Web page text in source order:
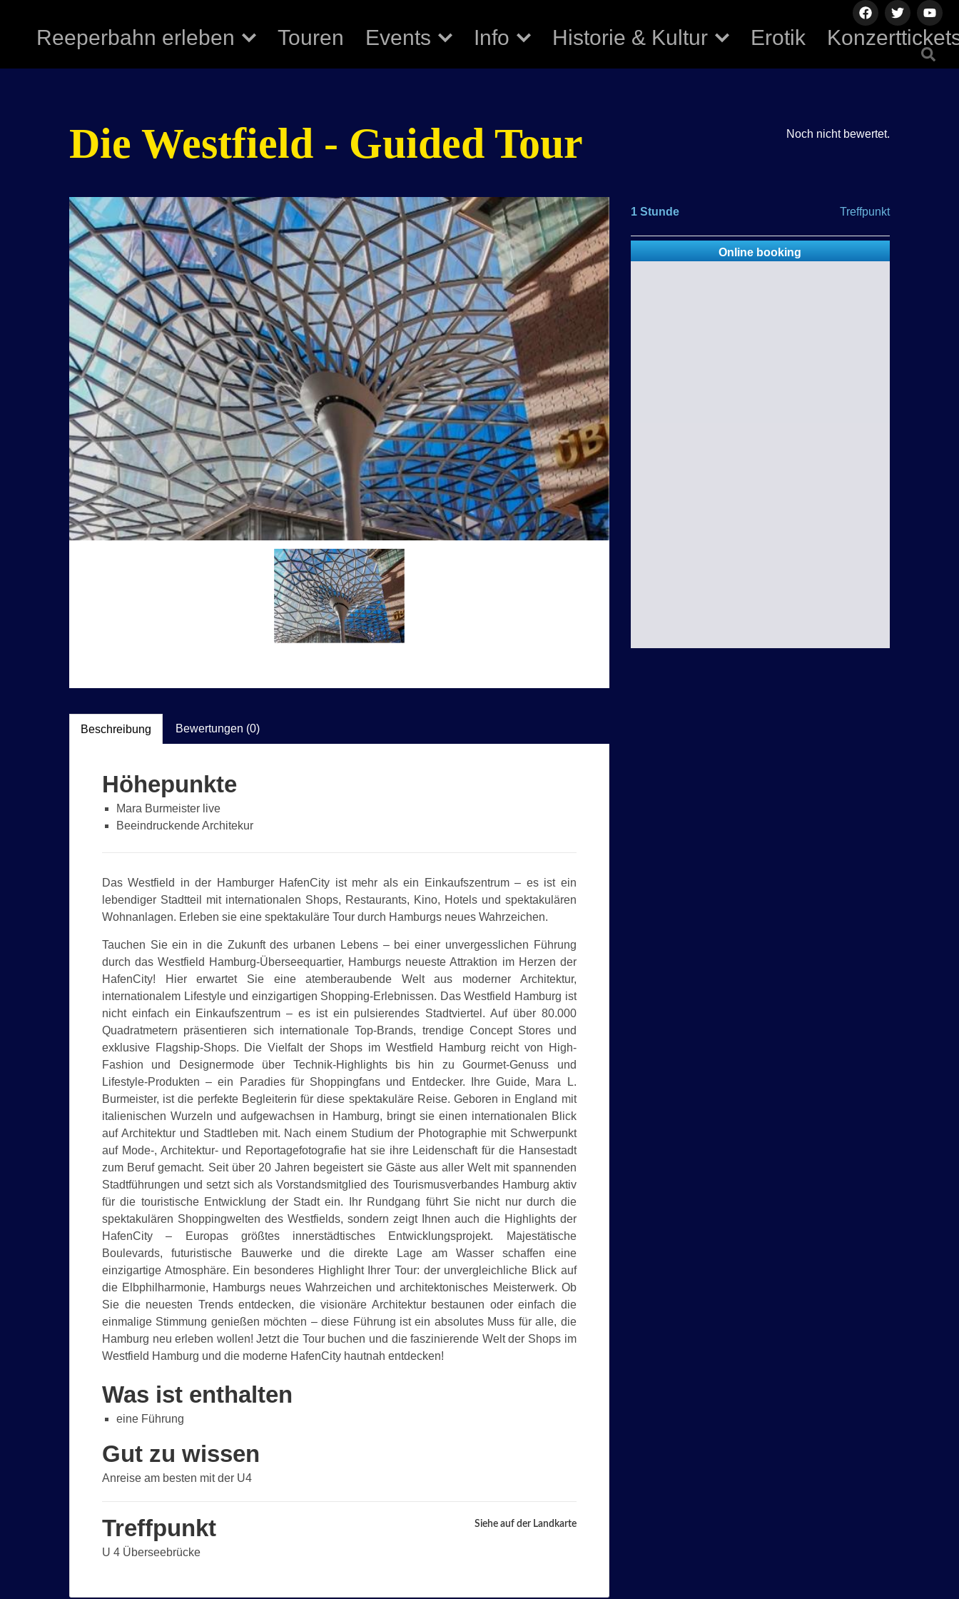
Reeperbahn erleben Touren Events Info Historie & Kultur Erotik
Die Westfield - Guided Tour Noch nicht bewertet.
Beschreibung Bewertungen (0)
Höhepunkte
Mara Burmeister live
Beeindruckende Architekur
Das Westfield in der Hamburger HafenCity ist mehr als ein Einkaufszentrum – es ist ein
lebendiger Stadtteil mit internationalen Shops, Restaurants, Kino, Hotels und spektakulären
Wohnanlagen. Erleben sie eine spektakuläre Tour durch Hamburgs neues Wahrzeichen.
Tauchen Sie ein in die Zukunft des urbanen Lebens – bei einer unvergesslichen Führung
durch das Westfield Hamburg-Überseequartier, Hamburgs neueste Attraktion im Herzen der
HafenCity! Hier erwartet Sie eine atemberaubende Welt aus moderner Architektur,
internationalem Lifestyle und einzigartigen Shopping-Erlebnissen. Das Westfield Hamburg ist
nicht einfach ein Einkaufszentrum – es ist ein pulsierendes Stadtviertel. Auf über 80.000
Quadratmetern präsentieren sich internationale Top-Brands, trendige Concept Stores und
exklusive Flagship-Shops. Die Vielfalt der Shops im Westfield Hamburg reicht von High-
Fashion und Designermode über Technik-Highlights bis hin zu Gourmet-Genuss und
Lifestyle-Produkten – ein Paradies für Shoppingfans und Entdecker. Ihre Guide, Mara L.
Burmeister, ist die perfekte Begleiterin für diese spektakuläre Reise. Geboren in England mit
italienischen Wurzeln und aufgewachsen in Hamburg, bringt sie einen internationalen Blick
auf Architektur und Stadtleben mit. Nach einem Studium der Photographie mit Schwerpunkt
auf Mode-, Architektur- und Reportagefotografie hat sie ihre Leidenschaft für die Hansestadt
zum Beruf gemacht. Seit über 20 Jahren begeistert sie Gäste aus aller Welt mit spannenden
Stadtführungen und setzt sich als Vorstandsmitglied des Tourismusverbandes Hamburg aktiv
für die touristische Entwicklung der Stadt ein. Ihr Rundgang führt Sie nicht nur durch die
spektakulären Shoppingwelten des Westfields, sondern zeigt Ihnen auch die Highlights der
HafenCity – Europas größtes innerstädtisches Entwicklungsprojekt. Majestätische
Boulevards, futuristische Bauwerke und die direkte Lage am Wasser schaffen eine
einzigartige Atmosphäre. Ein besonderes Highlight Ihrer Tour: der unvergleichliche Blick auf
die Elbphilharmonie, Hamburgs neues Wahrzeichen und architektonisches Meisterwerk. Ob
Sie die neuesten Trends entdecken, die visionäre Architektur bestaunen oder einfach die
einmalige Stimmung genießen möchten – diese Führung ist ein absolutes Muss für alle, die
Hamburg neu erleben wollen! Jetzt die Tour buchen und die faszinierende Welt der Shops im
Westfield Hamburg und die moderne HafenCity hautnah entdecken!
Was ist enthalten
eine Führung
Gut zu wissen
Anreise am besten mit der U4
Treffpunkt Siehe auf der Landkarte
U 4 Überseebrücke
1 Stunde Treffpunkt
Online booking